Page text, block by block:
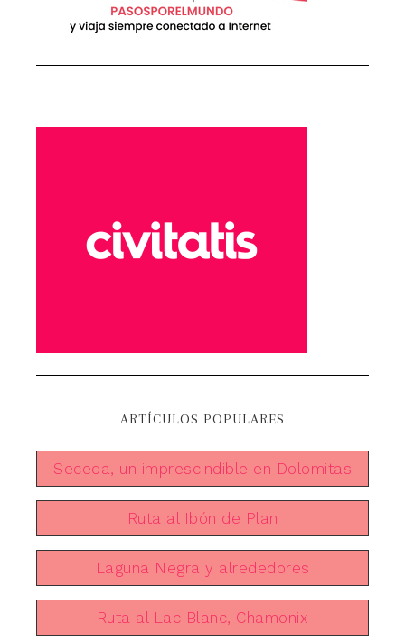
ARTÍCULOS POPULARES
Seceda, un imprescindible en Dolomitas
Ruta al Ibón de Plan
Laguna Negra y alrededores
Ruta al Lac Blanc, Chamonix